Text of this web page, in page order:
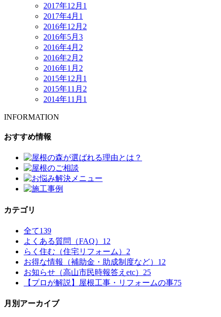
2017年12月 1
2017年4月 1
2016年12月 2
2016年5月 3
2016年4月 2
2016年2月 2
2016年1月 2
2015年12月 1
2015年11月 2
2014年11月 1
INFORMATION
おすすめ情報
カテゴリ
全て139
よくある質問（FAQ） 12
らく住む（住宅リフォーム） 2
お得な情報（補助金・助成制度など） 12
お知らせ（高山市民時報答えetc） 25
【プロが解説】屋根工事・リフォームの事75
月別アーカイブ